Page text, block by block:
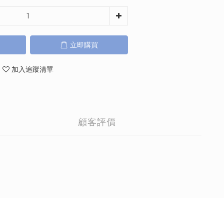
立即購買
加入追蹤清單
顧客評價